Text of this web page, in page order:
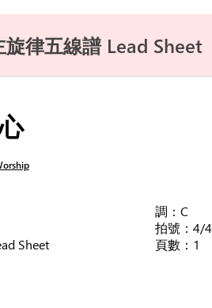
旋律五線譜 Lead Sheet
Sheet
調：C
拍號：4/4
頁數：1